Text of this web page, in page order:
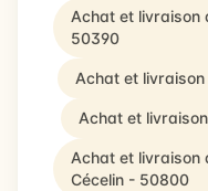
Achat et livraison
50390
Achat et
Achat et
Achat et livraison
Cécelin - 50800